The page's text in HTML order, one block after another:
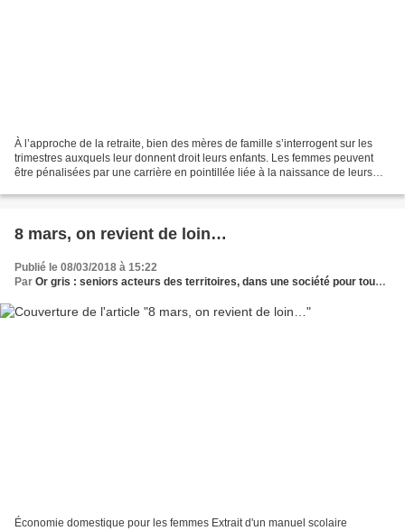
À l’approche de la retraite, bien des mères de famille s’interrogent sur les
trimestres auxquels leur donnent droit leurs enfants. Les femmes peuvent
être pénalisées par une carrière en pointillée liée à la naissance de leurs
8 mars, on revient de loin…
Publié le 08/03/2018 à 15:22
Par Or gris : seniors acteurs des territoires, dans une société pour tous les âges
Économie domestique pour les femmes Extrait d'un manuel scolaire